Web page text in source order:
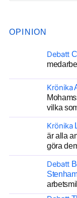
OPINION
Debatt
Krönika
vilka
Krönika
är alla
göra
Debatt